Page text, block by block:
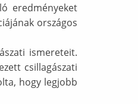
eredményeket
országos
ismereteit.
csillagászati
hogy legjobb